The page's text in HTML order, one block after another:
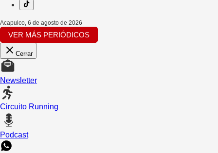
Acapulco 6 de agosto de 2026
VER MÁS PERIÓDICOS
Cerrar
Newsletter
Circuito Running
Podcast